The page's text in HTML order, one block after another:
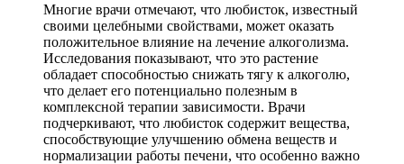
Многие врачи отмечают, что любисток, известный
своими целебными свойствами, может оказать
положительное влияние на лечение алкоголизма.
Исследования показывают, что это растение
обладает способностью снижать тягу к алкоголю,
что делает его потенциально полезным в
комплексной терапии зависимости. Врачи
подчеркивают, что любисток содержит вещества,
способствующие улучшению обмена веществ и
нормализации работы печени, что особенно важно